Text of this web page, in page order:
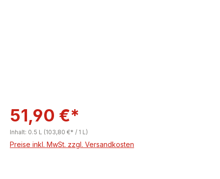
51,90 €*
Inhalt: 0.5 L (103,80 €* / 1 L)
Preise inkl. MwSt. zzgl. Versandkosten